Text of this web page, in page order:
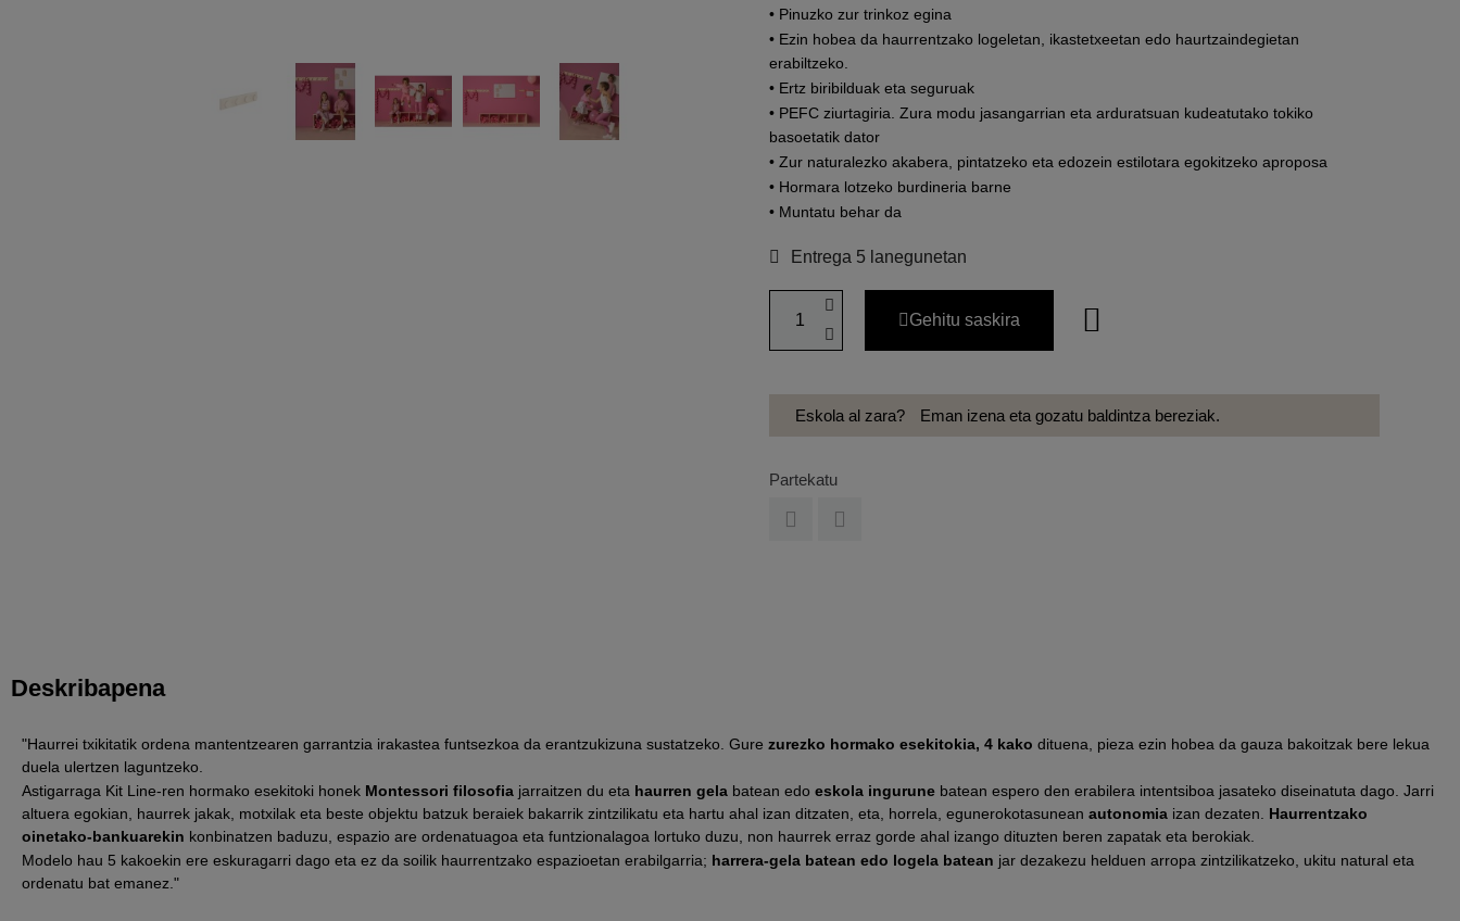
• Pinuzko zur trinkoz egina
• Ezin hobea da haurrentzako logeletan, ikastetxeetan edo haurtzaindegietan
erabiltzeko.
• Ertz biribilduak eta seguruak
• PEFC ziurtagiria. Zura modu jasangarrian eta arduratsuan kudeatutako tokiko
basoetatik dator
• Zur naturalezko akabera, pintatzeko eta edozein estilotara egokitzeko aproposa
• Hormara lotzeko burdineria barne
• Muntatu behar da
Entrega 5 lanegunetan
Gehitu saskira
Eskola al zara? Eman izena eta gozatu baldintza bereziak.
Partekatu
Deskribapena
"Haurrei txikitatik ordena mantentzearen garrantzia irakastea funtsezkoa da erantzukizuna sustatzeko. Gure zurezko hormako esekitokia, 4 kako dituena, pieza ezin hobea da gauza bakoitzak bere lekua
duela ulertzen laguntzeko.
Astigarraga Kit Line-ren hormako esekitoki honek Montessori filosofia jarraitzen du eta haurren gela batean edo eskola ingurune batean espero den erabilera intentsiboa jasateko diseinatuta dago. Jarri
altuera egokian, haurrek jakak, motxilak eta beste objektu batzuk beraiek bakarrik zintzilikatu eta hartu ahal izan ditzaten, eta, horrela, egunerokotasunean autonomia izan dezaten. Haurrentzako
oinetako-bankuarekin konbinatzen baduzu, espazio are ordenatuagoa eta funtzionalagoa lortuko duzu, non haurrek erraz gorde ahal izango dituzten beren zapatak eta berokiak.
Modelo hau 5 kakoekin ere eskuragarri dago eta ez da soilik haurrentzako espazioetan erabilgarria; harrera-gela batean edo logela batean jar dezakezu helduen arropa zintzilikatzeko, ukitu natural eta
ordenatu bat emanez."